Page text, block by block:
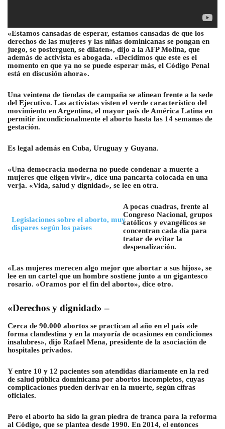
«Estamos cansadas de esperar, estamos cansadas de que los
derechos de las mujeres y las niñas dominicanas se pongan en
juego, se posterguen, se dilaten», dijo a la AFP Molina, que
además de activista es abogada. «Decidimos que este es el
momento en que ya no se puede esperar más, el Código Penal
está en discusión ahora».
Una veintena de tiendas de campaña se alinean frente a la sede
del Ejecutivo. Las activistas visten el verde característico del
movimiento en Argentina, el mayor país de América Latina en
permitir incondicionalmente el aborto hasta las 14 semanas de
gestación.
Es legal además en Cuba, Uruguay y Guyana.
«Una democracia moderna no puede condenar a muerte a
mujeres que eligen vivir», dice una pancarta colocada en una
verja. «Vida, salud y dignidad», se lee en otra.
Legislaciones sobre el aborto, muy
dispares según los países
A pocas cuadras, frente al
Congreso Nacional, grupos
católicos y evangélicos se
concentran cada día para
tratar de evitar la
despenalización.
«Las mujeres merecen algo mejor que abortar a sus hijos», se
lee en un cartel que un hombre sostiene junto a un gigantesco
rosario. «Oramos por el fin del aborto», dice otro.
«Derechos y dignidad» –
Cerca de 90.000 abortos se practican al año en el país «de
forma clandestina y en la mayoría de ocasiones en condiciones
insalubres», dijo Rafael Mena, presidente de la asociación de
hospitales privados.
Y entre 10 y 12 pacientes son atendidas diariamente en la red
de salud pública dominicana por abortos incompletos, cuyas
complicaciones pueden derivar en la muerte, según cifras
oficiales.
Pero el aborto ha sido la gran piedra de tranca para la reforma
al Código, que se plantea desde 1990. En 2014, el entonces